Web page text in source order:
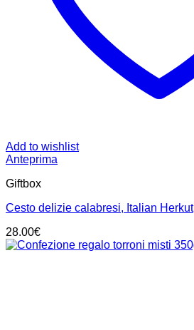
Add to wishlist
Anteprima
Giftbox
Cesto delizie calabresi, Italian Herkut
28.00€